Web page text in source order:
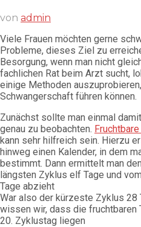
von admin
Viele Frauen möchten gerne
Probleme, dieses Ziel zu
Besorgung, wenn man nicht
fachlichen Rat beim Arzt sucht,
einige Methoden
Schwangerschaft führen können.
Zunächst sollte man einmal
genau zu beobachten.
kann sehr hilfreich sein. Hierzu
hinweg einen Kalender, in dem
bestimmt. Dann ermittelt man
längsten Zyklus elf Tage und
Tage abzieht
War also der kürzeste Zyklus 28
wissen wir, dass die fruchtbaren
20. Zyklustag liegen